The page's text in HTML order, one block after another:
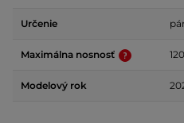
Určenie
Maximálna nosnosť
Modelový rok